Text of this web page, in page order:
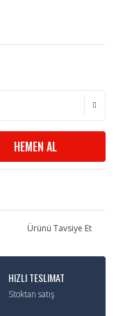
HEMEN AL
Ürünü Tavsiye Et
HIZLI TESLIMAT
Stoktan satış